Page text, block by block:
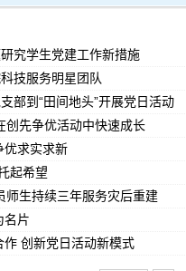
究学生党建工作新措施
技服务明星团队
部到“田间地头”开展党日活动
创先争优活动中快速成长
优求实求新
起希望
师生持续三年服务灾后重建
名片
创新党日活动新模式